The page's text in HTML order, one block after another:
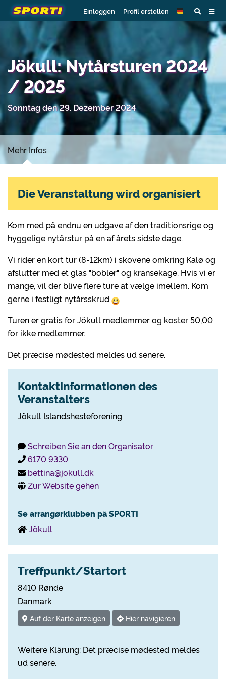
Einloggen Profil erstellen
Jökull: Nytårsturen 2024
/ 2025
Sonntag den 29. Dezember 2024
Mehr Infos
Kom med på endnu en udgave af den traditionsrige og
hyggelige nytårstur på en af årets sidste dage.
Vi rider en kort tur (8-12km) i skovene omkring Kalø og
afslutter med et glas "bobler" og kransekage. Hvis vi er
mange, vil der blive flere ture at vælge imellem. Kom
gerne i festligt nytårsskrud
Turen er gratis for Jökull medlemmer og koster 50,00
for ikke medlemmer.
Det præcise mødested meldes ud senere.
Kontaktinformationen des
Veranstalters
Jökull Islandshesteforening
Schreiben Sie an den Organisator
6170 9330
bettina@jokull.dk
Zur Website gehen
Se arrangørklubben på SPORTI
Jökull
Treffpunkt/Startort
8410 Rønde
Danmark
Auf der Karte anzeigen Hier navigieren
Weitere Klärung: Det præcise mødested meldes
ud senere.
Die Veranstaltung wird organisiert